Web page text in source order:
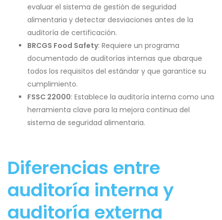
evaluar el sistema de gestión de seguridad
alimentaria y detectar desviaciones antes de la
auditoría de certificación.
BRCGS Food Safety: Requiere un programa
documentado de auditorías internas que abarque
todos los requisitos del estándar y que garantice su
cumplimiento.
FSSC 22000: Establece la auditoría interna como una
herramienta clave para la mejora continua del
sistema de seguridad alimentaria.
Diferencias entre
auditoría interna y
auditoría externa